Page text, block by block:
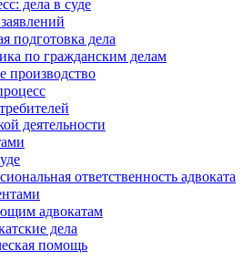
дела в суде
подготовка дела
по гражданским делам
деятельности
ответственность адвоката
адвокатам
дела
помощь